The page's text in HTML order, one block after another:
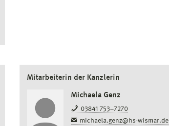
Mitarbeiterin der Kanzlerin
Michaela Genz
03841 753–7270
michaela.genz@hs-wismar.de